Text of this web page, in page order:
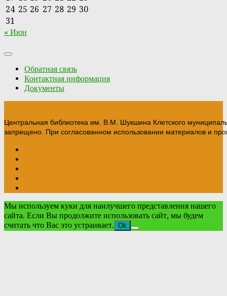
24 25 26 27 28 29 30
31
« Июн
Обратная связь
Контактная информация
Документы
Центральная библиотека им. В.М. Шукшина Клетского
запрещено. При согласованном использовании материалов и
Мы используем куки для наилучшего представления нашего
сайта. Если Вы продолжите использовать сайт, мы будем
считать что Вас это устраивает. Ok